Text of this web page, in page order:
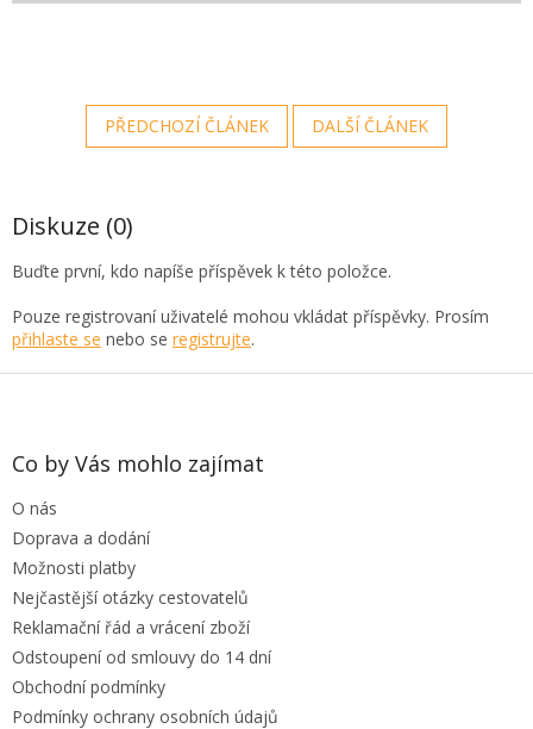
PŘEDCHOZÍ ČLÁNEK DALŠÍ ČLÁNEK
Diskuze (0)
Buďte první, kdo napíše příspěvek k této položce.
Pouze registrovaní uživatelé mohou vkládat příspěvky. Prosím
přihlaste se nebo se registrujte.
Z
Co by Vás mohlo zajímat
O nás
Doprava a dodání
Možnosti platby
Nejčastější otázky cestovatelů
Reklamační řád a vrácení zboží
Odstoupení od smlouvy do 14 dní
Obchodní podmínky
Podmínky ochrany osobních údajů